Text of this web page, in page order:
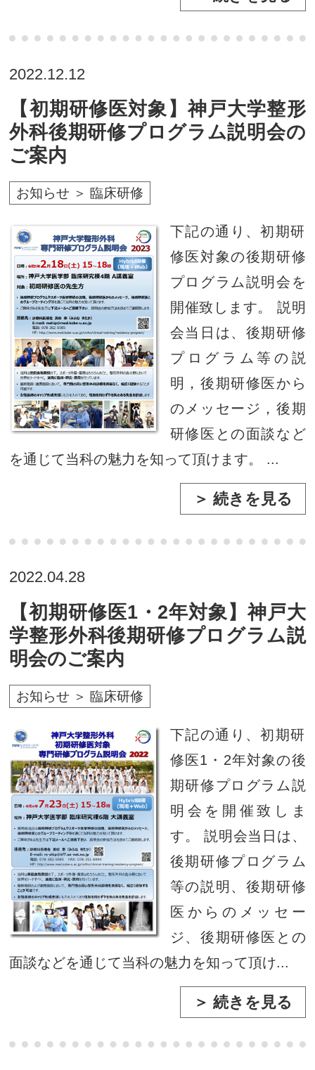
2022.12.12
【初期研修医対象】神戸大学整形
外科後期研修プログラム説明会の
ご案内
お知らせ ＞ 臨床研修
下記の通り、初期研
修医対象の後期研修
プログラム説明会を
開催致します。 説明
会当日は、後期研修
プログラム等の説
明，後期研修医から
のメッセージ，後期
研修医との面談など
を通じて当科の魅力を知って頂けます。 ...
＞ 続きを見る
2022.04.28
【初期研修医1・2年対象】神戸大
学整形外科後期研修プログラム説
明会のご案内
お知らせ ＞ 臨床研修
下記の通り、初期研
修医1・2年対象の後
期研修プログラム説
明会を開催致しま
す。 説明会当日は、
後期研修プログラム
等の説明、後期研修
医からのメッセー
ジ、後期研修医との
面談などを通じて当科の魅力を知って頂け...
＞ 続きを見る